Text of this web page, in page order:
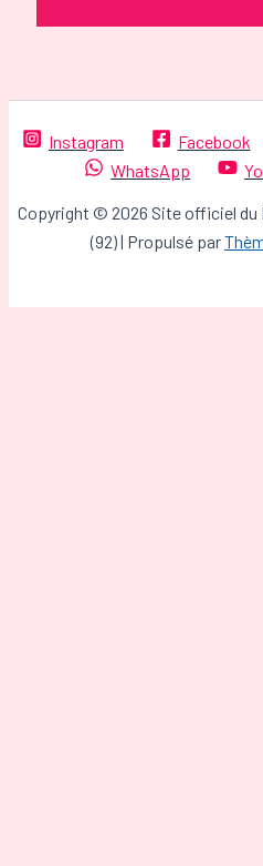
Instagram Facebook
WhatsApp
Copyright © 2026 Site officiel
(92) | Propulsé par